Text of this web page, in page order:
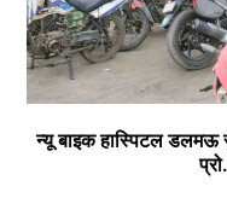
न्यू बाइक हास्पिटल डलमऊ